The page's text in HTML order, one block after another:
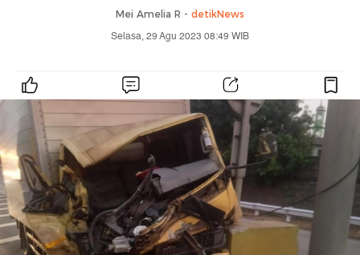
Mei Amelia R - detikNews
Selasa, 29 Agu 2023 08:49 WIB